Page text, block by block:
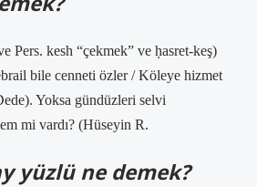
Pers. kesh “çekmek” ve ḥasret-keş)
bile cenneti özler / Köleye hizmet
Yoksa gündüzleri selvi
mi vardı? (Hüseyin R.
yüzlü ne demek?